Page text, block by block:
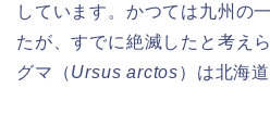
しています。かつては九州の
たが、すでに絶滅したと考え
グマ（Ursus arctos）は北海